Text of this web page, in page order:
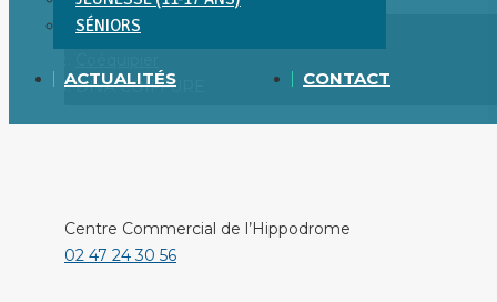
SÉNIORS
ACTUALITÉS CONTACT
Accueil
DIVA COIFFURE
Centre Commercial de l’Hippodrome
02 47 24 30 56